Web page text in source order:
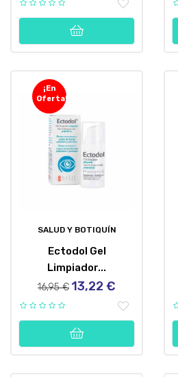
¡En
Oferta!
SALUD Y BOTIQUÍN
Ectodol Gel
Limpiador...
Precio
16,95 € Precio
13,22 €